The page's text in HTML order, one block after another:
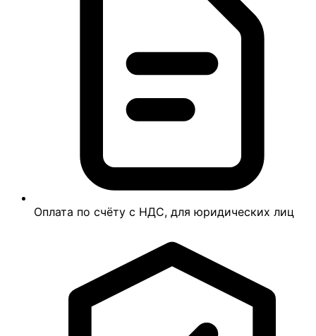
Оплата по счёту с НДС, для юридических лиц